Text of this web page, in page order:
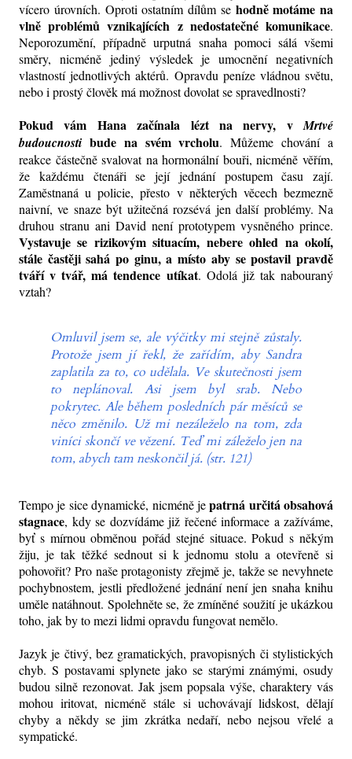
vícero úrovních. Oproti ostatním dílům se hodně motáme na
vlně problémů vznikajících z nedostatečné komunikace.
Neporozumění, případně urputná snaha pomoci sálá všemi
směry, nicméně jediný výsledek je umocnění negativních
vlastností jednotlivých aktérů. Opravdu peníze vládnou světu,
nebo i prostý člověk má možnost dovolat se spravedlnosti?
Pokud vám Hana začínala lézt na nervy, vMrtvé
budoucnosti bude na svém vrcholu. Můžeme chování a
reakce částečně svalovat na hormonální bouři, nicméně věřím,
že každému čtenáři se její jednání postupem času zají.
Zaměstnaná u policie, přesto v některých věcech bezmezně
naivní, ve snaze být užitečná rozsévá jen další problémy. Na
druhou stranu ani David není prototypem vysněného prince.
Vystavuje se rizikovým situacím, nebere ohled na okolí,
stále častěji sahá po ginu, a místo aby se postavil pravdě
tváří v tvář, má tendence utíkat. Odolá již tak nabouraný
vztah?
Omluvil jsem se, ale výčitky mi stejně zůstaly.
Protože jsem jí řekl, že zařídím, aby Sandra
zaplatila za to, co udělala. Ve skutečnosti jsem
to neplánoval. Asi jsem byl srab. Nebo
pokrytec. Ale během posledních pár měsíců se
něco změnilo. Už mi nezáleželo na tom, zda
viníci skončí ve vězení. Teď mi záleželo jen na
tom, abych tam neskončil já. (str. 121)
Tempo je sice dynamické, nicméně jepatrná určitá obsahová
stagnace, kdy se dozvídáme již řečené informace a zažíváme,
byť s mírnou obměnou pořád stejné situace. Pokud s někým
žiju, je tak těžké sednout si k jednomu stolu a otevřeně si
pohovořit? Pro naše protagonisty zřejmě je, takže se nevyhnete
pochybnostem, jestli předložené jednání není jen snaha knihu
uměle natáhnout. Spolehněte se, že zmíněné soužití je ukázkou
toho, jak by to mezi lidmi opravdu fungovat nemělo.
Jazyk je čtivý, bez gramatických, pravopisných či stylistických
chyb. S postavami splynete jako se starými známými, osudy
budou silně rezonovat. Jak jsem popsala výše, charaktery vás
mohou iritovat, nicméně stále si uchovávají lidskost, dělají
chyby a někdy se jim zkrátka nedaří, nebo nejsou vřelé a
sympatické.